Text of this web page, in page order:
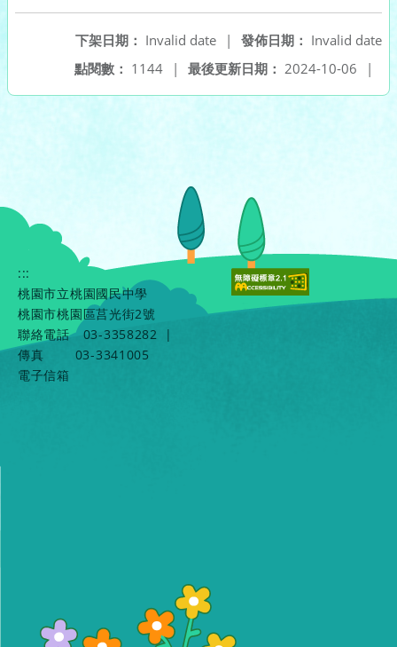
發佈日期： Invalid date
下架日期： Invalid date
|
最後更新日期： 2024-10-06 |
點閱數： 1144 |
:::
桃園市立桃園國民中學
桃園市桃園區莒光街2號
聯絡電話
03-3358282
|
傳真
03-3341005
電子信箱